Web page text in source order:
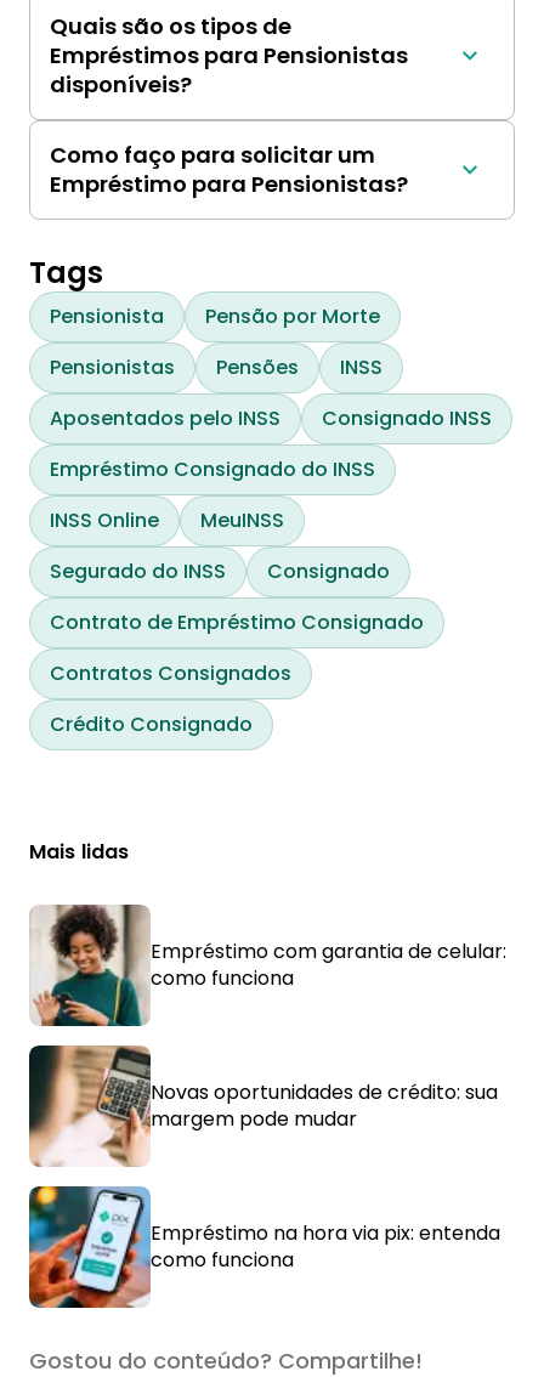
reembolso mais longos, garantia não
necessária e acesso a valores mais altos do
que em outros empréstimos para idosos.
Quais são os tipos de
Empréstimos para Pensionistas
disponíveis?
Empréstimos com garantia (com garantia
como casa ou veículo) e empréstimos não
garantidos (sem garantia).
Como faço para solicitar um
Empréstimo para Pensionistas?
Você pode solicitar online, por telefone ou em
documentação como comprovante de renda,
extratos bancários e prova de identidade.
Tags
Pensionista
Pensão por Morte
Pensionistas
Pensões
INSS
Aposentados pelo INSS
Consignado INSS
Empréstimo Consignado do INSS
INSS Online
MeuINSS
Segurado do INSS
Consignado
Contrato de Empréstimo Consignado
Contratos Consignados
Crédito Consignado
Mais lidas
Empréstimo com garantia de celular:
como funciona
Novas oportunidades de crédito: sua
margem pode mudar
Empréstimo na hora via pix: entenda
como funciona
Gostou do conteúdo? Compartilhe!